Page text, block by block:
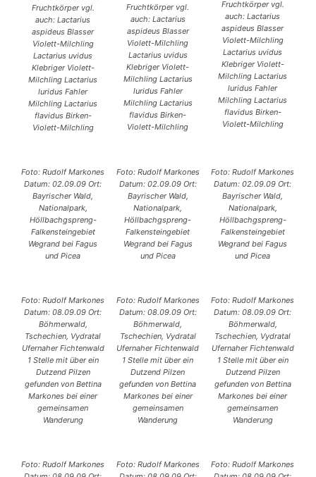
Fruchtkörper vgl.
auch: Lactarius
aspideus Blasser
Violett-Milchling
Lactarius uvidus
Klebriger Violett-
Milchling Lactarius
luridus Fahler
Milchling Lactarius
flavidus Birken-
Violett-Milchling
Fruchtkörper vgl.
auch: Lactarius
aspideus Blasser
Violett-Milchling
Lactarius uvidus
Klebriger Violett-
Milchling Lactarius
luridus Fahler
Milchling Lactarius
flavidus Birken-
Violett-Milchling
Fruchtkörper vgl.
auch: Lactarius
aspideus Blasser
Violett-Milchling
Lactarius uvidus
Klebriger Violett-
Milchling Lactarius
luridus Fahler
Milchling Lactarius
flavidus Birken-
Violett-Milchling
Foto: Rudolf Markones
Datum: 02.09.09 Ort:
Bayrischer Wald,
Nationalpark,
Höllbachgspreng-
Falkensteingebiet
Wegrand bei Fagus
und Picea
Foto: Rudolf Markones
Datum: 02.09.09 Ort:
Bayrischer Wald,
Nationalpark,
Höllbachgspreng-
Falkensteingebiet
Wegrand bei Fagus
und Picea
Foto: Rudolf Markones
Datum: 02.09.09 Ort:
Bayrischer Wald,
Nationalpark,
Höllbachgspreng-
Falkensteingebiet
Wegrand bei Fagus
und Picea
Foto: Rudolf Markones
Datum: 08.09.09 Ort:
Böhmerwald,
Tschechien, Vydratal
Ufernaher Fichtenwald
1 Stelle mit über ein
Dutzend Pilzen
gefunden von Bettina
Markones bei einer
gemeinsamen
Wanderung
Foto: Rudolf Markones
Datum: 08.09.09 Ort:
Böhmerwald,
Tschechien, Vydratal
Ufernaher Fichtenwald
1 Stelle mit über ein
Dutzend Pilzen
gefunden von Bettina
Markones bei einer
gemeinsamen
Wanderung
Foto: Rudolf Markones
Datum: 08.09.09 Ort:
Böhmerwald,
Tschechien, Vydratal
Ufernaher Fichtenwald
1 Stelle mit über ein
Dutzend Pilzen
gefunden von Bettina
Markones bei einer
gemeinsamen
Wanderung
Foto: Rudolf Markones
Foto: Rudolf Markones
Foto: Rudolf Markones